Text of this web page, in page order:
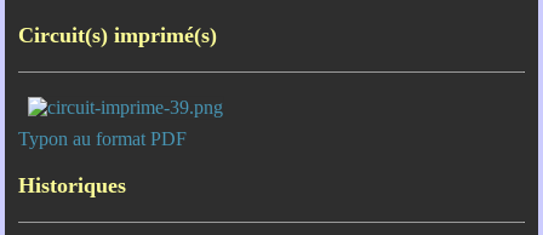
Circuit(s) imprimé(s)
Typon au format PDF
Historiques